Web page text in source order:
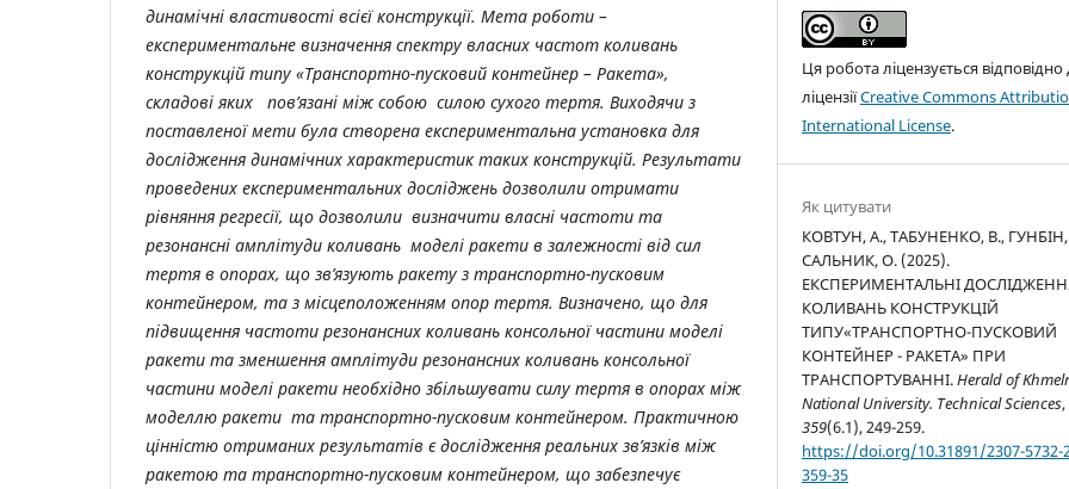
динамічні властивості всієї конструкції. Мета роботи –
експериментальне визначення спектру власних частот коливань
конструкцій типу «Транспортно-пусковий контейнер – Ракета»,
складові яких пов’язані між собою силою сухого тертя. Виходячи з
поставленої мети була створена експериментальна установка для
дослідження динамічних характеристик таких конструкцій. Результати
проведених експериментальних досліджень дозволили отримати
рівняння регресії, що дозволили визначити власні частоти та
резонансні амплітуди коливань моделі ракети в залежності від сил
тертя в опорах, що зв’язують ракету з транспортно-пусковим
контейнером, та з місцеположенням опор тертя. Визначено, що для
підвищення частоти резонансних коливань консольної частини моделі
ракети та зменшення амплітуди резонансних коливань консольної
частини моделі ракети необхідно збільшувати силу тертя в опорах між
моделлю ракети та транспортно-пусковим контейнером. Практичною
цінністю отриманих результатів є дослідження реальних зв’язків між
ракетою та транспортно-пусковим контейнером, що забезпечує
Ця робота ліцензується відповідно
ліцензіїCreative Commons
International License.
Як цитувати
КОВТУН, А., ТАБУНЕНКО, В., ГУНБІН,
САЛЬНИК, О. (2025).
ЕКСПЕРИМЕНТАЛЬНІ
КОЛИВАНЬ КОНСТРУКЦІЙ
ТИПУ«ТРАНСПОРТНО-ПУСКОВИЙ
КОНТЕЙНЕР - РАКЕТА» ПРИ
ТРАНСПОРТУВАННІ.Herald of
National University. Technical Sciences,
359(6.1), 249-259.
https://doi.org/10.31891/2307-5732-
359-35